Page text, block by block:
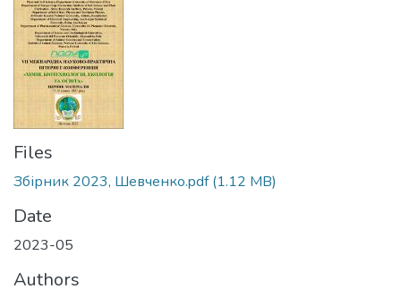
Files
Збірник 2023, Шевченко.pdf(1.12 MB)
Date
2023-05
Authors